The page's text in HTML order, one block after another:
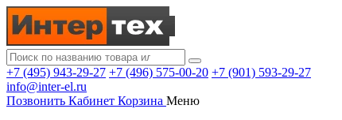
+7 (495) 943-29-27 +7 (496) 575-00-20 +7 (901) 593-29-27
info@inter-el.ru
Позвонить Кабинет Корзина Меню